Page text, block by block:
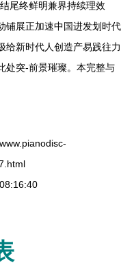
尾终鲜明兼界持续理效
展正加速中国进发划时代
给新时代人创造产易践往力
处突-前景璀璨。本完整与